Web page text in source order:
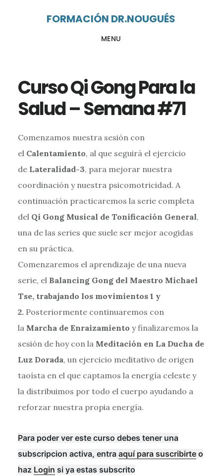
FORMACIÓN DR.NOUGUÉS
MENU
Curso Qi Gong Para la
Salud – Semana #71
Comenzamos nuestra sesión con
el Calentamiento, al que seguirá el ejercicio
de Lateralidad-3, para mejorar nuestra
coordinación y nuestra psicomotricidad. A
continuación practicaremos la serie completa
del Qi Gong Musical de Tonificación General,
una de las series que suele ser mejor acogidas
en su práctica.
Comenzaremos el aprendizaje de una nueva
serie, el Balancing Gong del Maestro Michael
Tse, trabajando los movimientos 1 y
2.Posteriormente continuaremos con
la Marcha de Enraizamiento y finalizaremos la
sesión de hoy con la Meditación en La Ducha de
Luz Dorada, un ejercicio meditativo de origen
taoísta en el que captamos la energía celeste y
la distribuimos por todo el cuerpo ayudando a
reforzar nuestra propia energía.
Para poder ver este curso debes tener una
subscripcion activa, entra aquí para suscribirteo
haz Login si ya estas subscrito